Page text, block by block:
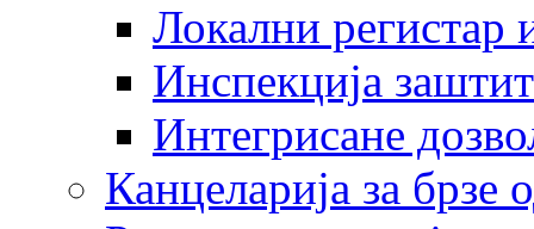
Локални регистар
Инспекција
Интегрисане
Канцеларија за брзе